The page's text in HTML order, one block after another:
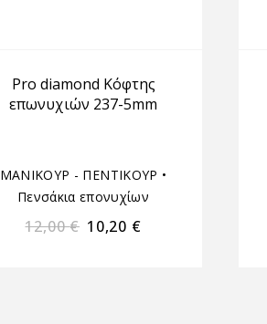
Pro diamond Κόφτης
επωνυχιών 237-5mm
ΜΑΝΙΚΟΥΡ - ΠΕΝΤΙΚΟΥΡ •
Πενσάκια επονυχίων
12,00€ 10,20 €